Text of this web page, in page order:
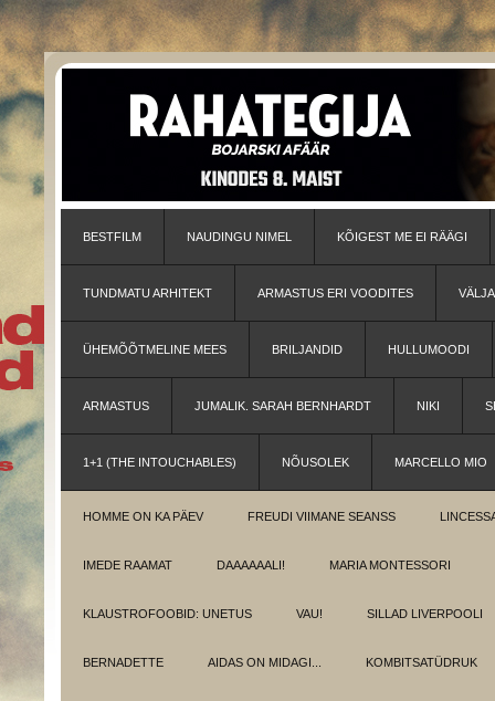
BESTFILM NAUDINGU NIMEL KÕIGEST ME EI RÄÄGI
TUNDMATU ARHITEKT ARMASTUS ERI VOODITES
ÜHEMÕÕTMELINE MEES BRILJANDID HULLUMOODI
ARMASTUS JUMALIK. SARAH BERNHARDT NIKI
1+1 (THE INTOUCHABLES) NÕUSOLEK MARCELLO MIO
HOMME ON KA PÄEV FREUDI VIIMANE SEANSS
IMEDE RAAMAT DAAAAAALI! MARIA MONTESSORI
KLAUSTROFOOBID: UNETUS VAU! SILLAD LIVERPOOLI
BERNADETTE AIDAS ON MIDAGI... KOMBITSATÜDRUK